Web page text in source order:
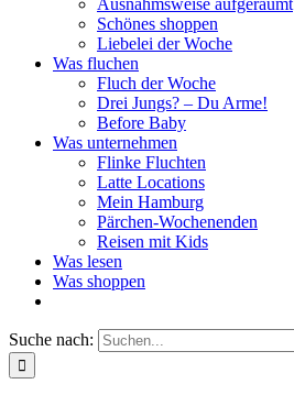
Ausnahmsweise aufgeräumt
Schönes shoppen
Liebelei der Woche
Was fluchen
Fluch der Woche
Drei Jungs? – Du Arme!
Before Baby
Was unternehmen
Flinke Fluchten
Latte Locations
Mein Hamburg
Pärchen-Wochenenden
Reisen mit Kids
Was lesen
Was shoppen
Suche nach: